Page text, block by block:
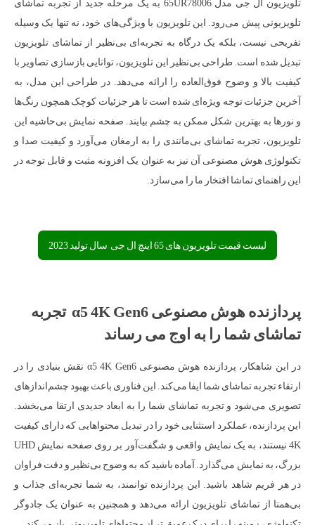
تلویزیون ال جی مدل 65UR78006 به یک مرحله جدید از تجربه تماشای
تلویزیونی پیش می‌رود. این تلویزیون با ویژگی‌های خود، نه تنها یک وسیله
تفریحی نیست، بلکه یک درگاه به تجربه‌ای بی‌نظیر از تماشای تلویزیون
تبدیل شده است. طراحی بی‌نظیر این تلویزیون، توانایی بازسازی تصاویر با
کیفیت بالا و وضوح فوق‌العاده را ارائه می‌دهد. در طراحی این مدل، به
آخرین جزئیات توجه ویژه‌ای شده است تا هر جزئیات کوچک همچون رنگ‌ها
و نورها به بهترین شکل ممکن به چشم بیایند. صفحه نمایش بی‌حاشیه این
تلویزیون، تجربه تماشای بی‌مانندی را به ارمغان می‌آورد و کیفیت صدا و
تکنولوژی هوش مصنوعی آن نیز به عنوان یک افزونه مثبت و قابل توجه در
این راهنمای تماشا افتخار ما را می‌سازد.
لیست قیمت تلویزیون های 65 اینچ ال جی سال تولید 2023
پردازنده هوش مصنوعی α5 4K Gen6 تجربه
تماشای شما را به اوج می رساند
در این شاهکار، پردازنده هوش مصنوعی α5 4K Gen6 نقش بنیادی را در
ارتقاء تجربه تماشای شما ایفا می‌کند. این فناوری باعث بهبود چشم‌اندازهای
تصویری می‌شود و تجربه تماشای شما را به ابعاد جدیدی ارتقا می‌بخشد.
این پردازنده، عملکرد استثنایی خود را در تبدیل محتواهایی که دارای کیفیت
4K نیستند، به یک نمایش واقعی و شگفت‌آور بر روی صفحه نمایش UHD
بزرگ، به نمایش می‌گذارد. آماده باشید که به وضوح بی‌نظیر و دقت فراوان
در هر فریم شاهد باشید. این پردازنده توانمند، به شما تجربه‌ای جذاب و
بی‌همتا از تماشای تلویزیون ارائه می‌دهد و همچنین به عنوان یک جادوگر